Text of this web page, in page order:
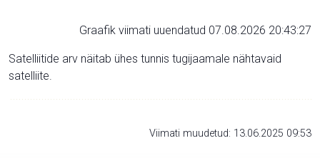
Graafik viimati uuendatud 07.08.2026 20:43:27
Satelliitide arv näitab ühes tunnis tugijaamale nähtavaid
satelliite.
Viimati muudetud: 13.06.2025 09:53